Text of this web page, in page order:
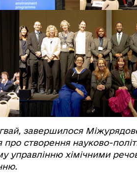
завершилося
створення науково-
управлінню хімічними